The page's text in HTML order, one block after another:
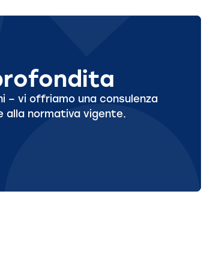
vi offriamo una consulenza
normativa vigente.